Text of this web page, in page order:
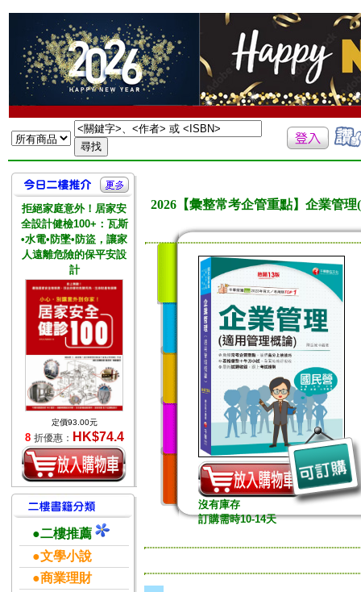
拒絕家庭意外！居家安
全設計健檢100+：瓦斯
•水電•防墜•防盜，讓家
人遠離危險的保平安設
計
定價93.00元
8 折優惠： HK$74.4
●二樓推薦
●文學小說
●商業理財
2026【彙整常考企管重點】企業
沒有庫存
訂購需時10-14天